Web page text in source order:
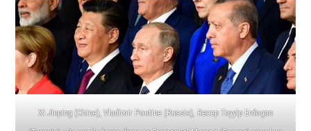
Xi Jinping (Chine), Vladimir Poutine (Russie), Recep Tayyip Erdogan